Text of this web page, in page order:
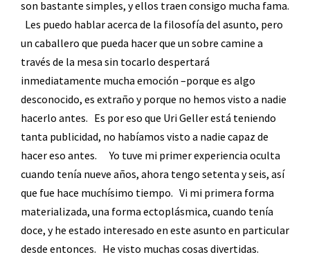
son bastante simples, y ellos traen consigo mucha fama.
Les puedo hablar acerca de la filosofía del asunto, pero
un caballero que pueda hacer que un sobre camine a
través de la mesa sin tocarlo despertará
inmediatamente mucha emoción –porque es algo
desconocido, es extraño y porque no hemos visto a nadie
hacerlo antes. Es por eso que Uri Geller está teniendo
tanta publicidad, no habíamos visto a nadie capaz de
hacer eso antes.
Yo tuve mi primer experiencia oculta
cuando tenía nueve años, ahora tengo setenta y seis, así
que fue hace muchísimo tiempo. Vi mi primera forma
materializada, una forma ectoplásmica, cuando tenía
doce, y he estado interesado en este asunto en particular
desde entonces. He visto muchas cosas divertidas.